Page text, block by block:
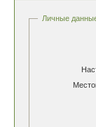
Личные